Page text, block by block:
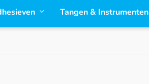
Tangen & Instrumenten